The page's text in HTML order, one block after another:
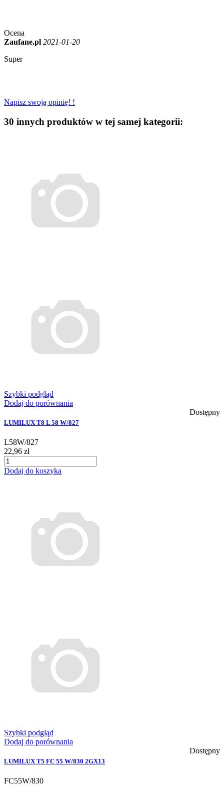
Ocena
Zaufane.pl 2021-01-20
Super
Napisz swoją opinię! !
30 innych produktów w tej samej kategorii:
Szybki podgląd
Dodaj do porównania
Dostępny
LUMILUX T8 L 58 W/827
L58W/827
22,96 zł
Dodaj do koszyka
Szybki podgląd
Dodaj do porównania
Dostępny
LUMILUX T5 FC 55 W/830 2GX13
FC55W/830